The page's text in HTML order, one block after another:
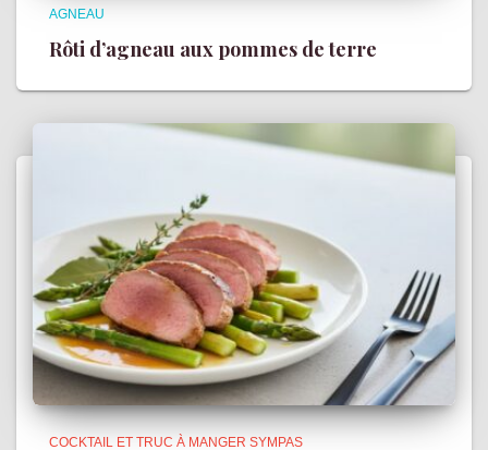
AGNEAU
Rôti d’agneau aux pommes de terre
COCKTAIL ET TRUC À MANGER SYMPAS